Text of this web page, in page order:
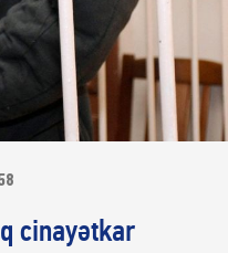
cinayətkar